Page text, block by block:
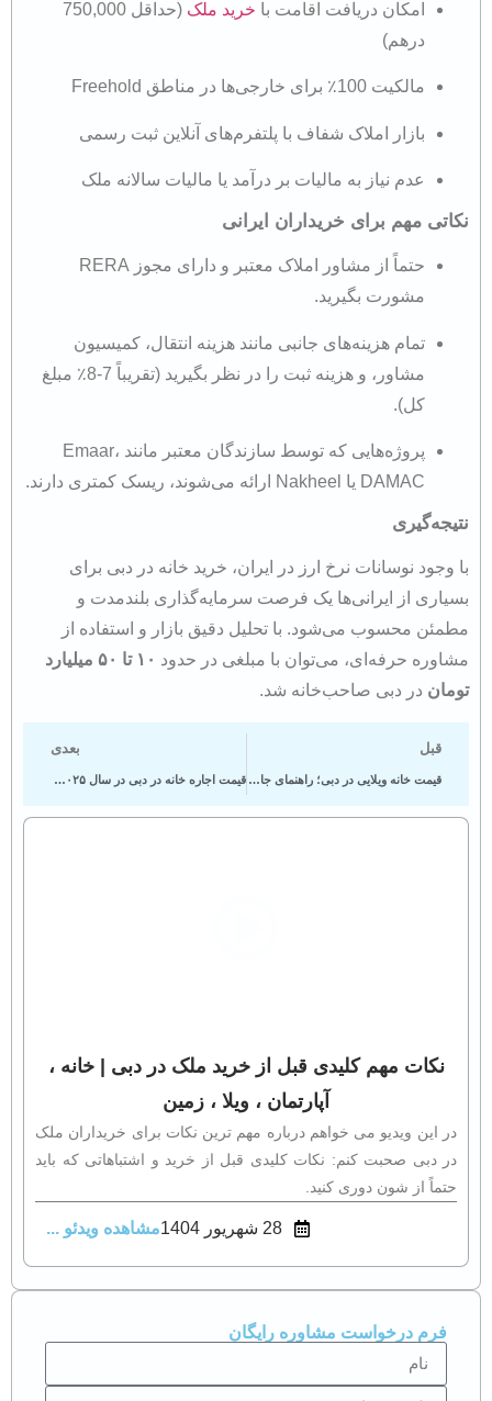
امکان دریافت اقامت با خرید ملک
(حداقل 750,000
درهم)
مالکیت 100٪ برای خارجی‌ها در مناطق Freehold
بازار املاک شفاف با پلتفرم‌های آنلاین ثبت رسمی
عدم نیاز به مالیات بر درآمد یا مالیات سالانه ملک
نکاتی مهم برای خریداران ایرانی
حتماً از مشاور املاک معتبر و دارای مجوز RERA
مشورت بگیرید.
تمام هزینه‌های جانبی مانند هزینه انتقال، کمیسیون
مشاور، و هزینه ثبت را در نظر بگیرید (تقریباً 7-8٪ مبلغ
کل).
پروژه‌هایی که توسط سازندگان معتبر مانند Emaar،
DAMAC یا Nakheel ارائه می‌شوند، ریسک کمتری دارند.
نتیجه‌گیری
با وجود نوسانات نرخ ارز در ایران، خرید خانه در دبی برای
بسیاری از ایرانی‌ها یک فرصت سرمایه‌گذاری بلندمدت و
مطمئن محسوب می‌شود. با تحلیل دقیق بازار و استفاده از
مشاوره حرفه‌ای، می‌توان با مبلغی در حدود
۱۰ تا ۵۰ میلیارد
تومان در دبی صاحب‌خانه شد.
قبل
قیمت خانه ویلایی در دبی؛ راهنمای جامع برای خریداران
بعدی
قیمت اجاره خانه در دبی در سال ۲۰۲۵؛ راهنمای کامل برای مهاجران و سرمایه‌گذاران
نکات مهم کلیدی قبل از خرید ملک در دبی | خانه ،
آپارتمان ، ویلا ، زمین
در این ویدیو می‌ خواهم درباره مهم‌ ترین نکات برای خریداران ملک
در دبی صحبت کنم: نکات کلیدی قبل از خرید و اشتباهاتی که باید
حتماً از شون دوری کنید.
مشاهده ویدئو ... 28 شهریور 1404
فرم درخواست مشاوره رایگان